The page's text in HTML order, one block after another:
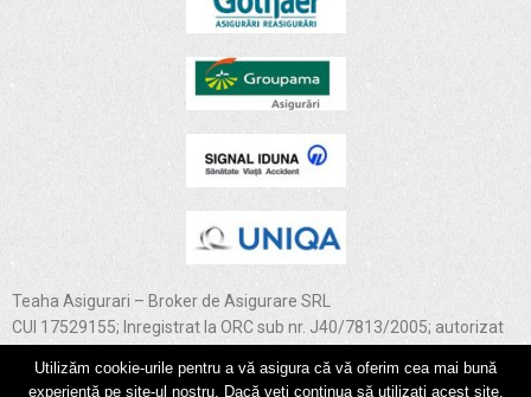
Teaha Asigurari – Broker de Asigurare SRL
CUI 17529155; Inregistrat la ORC sub nr. J40/7813/2005; autorizat
292/15.06.2005; operator de date cu caracter personal nr. 17581
Utilizăm cookie-urile pentru a vă asigura că vă oferim cea mai bună
experiență pe site-ul nostru. Dacă veți continua să utilizați acest site,